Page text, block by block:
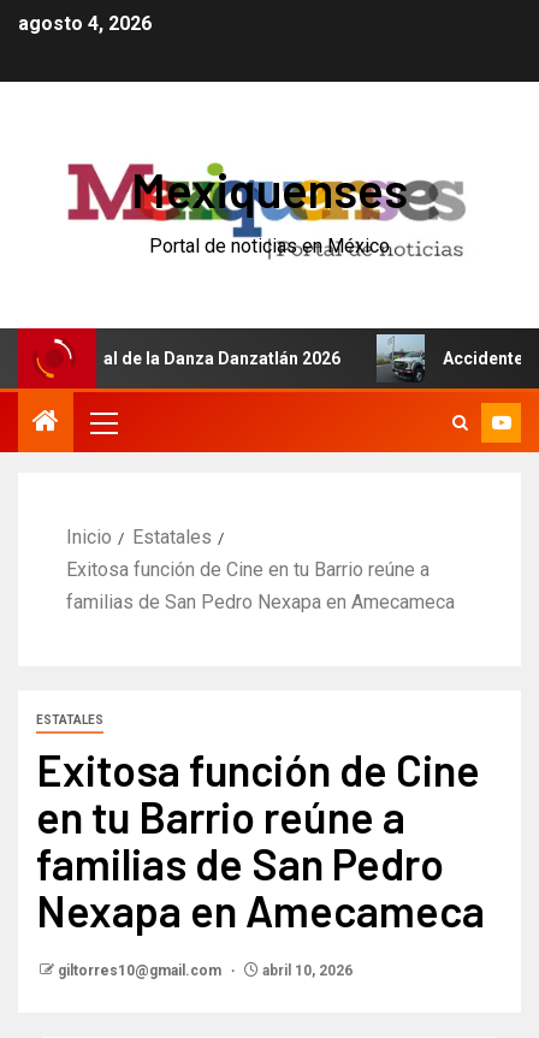
agosto 4, 2026
Mexiquenses
Portal de noticias en México
de la Danza Danzatlán 2026 Accidente de
Inicio
Estatales
Exitosa función de Cine en tu Barrio reúne a
familias de San Pedro Nexapa en Amecameca
ESTATALES
Exitosa función de Cine
en tu Barrio reúne a
familias de San Pedro
Nexapa en Amecameca
giltorres10@gmail.com abril 10, 2026